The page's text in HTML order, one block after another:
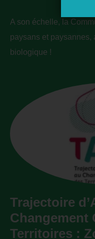
A son échelle, la
paysans et paysannes,
biologique !
Trajectoire
Changement
Territoires :